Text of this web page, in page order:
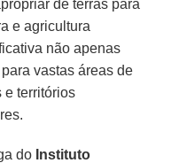
de terras para
e agricultura
não apenas
vastas áreas de
e territórios
do Instituto